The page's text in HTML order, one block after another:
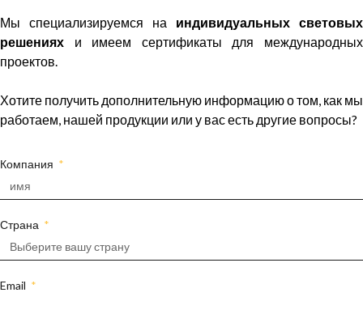
Мы специализируемся на индивидуальных световых
решениях и имеем сертификаты для международных
проектов.
Хотите получить дополнительную информацию о том, как мы
работаем, нашей продукции или у вас есть другие вопросы?
Компания
Страна
Email